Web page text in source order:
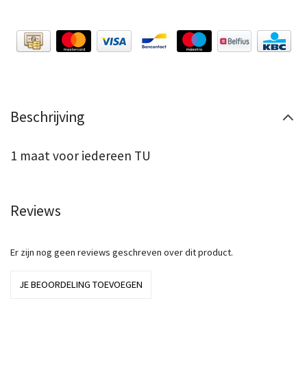
Beschrijving
1 maat voor iedereen TU
Reviews
Er zijn nog geen reviews geschreven over dit product.
JE BEOORDELING TOEVOEGEN